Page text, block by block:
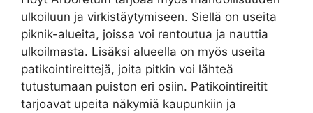
ulkoiluun ja virkistäytymiseen. Siellä on useita
piknik-alueita, joissa voi rentoutua ja nauttia
ulkoilmasta. Lisäksi alueella on myös useita
patikointireittejä, joita pitkin voi lähteä
tutustumaan puiston eri osiin. Patikointireitit
tarjoavat upeita näkymiä kaupunkiin ja